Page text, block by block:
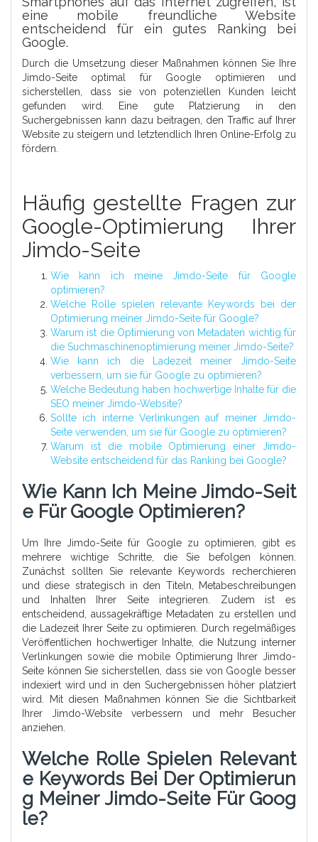
eine mobile freundliche Website
entscheidend für ein gutes Ranking bei
Google.
Durch die Umsetzung dieser Maßnahmen können Sie Ihre
Jimdo-Seite optimal für Google optimieren und
sicherstellen, dass sie von potenziellen Kunden leicht
gefunden wird. Eine gute Platzierung in den
Suchergebnissen kann dazu beitragen, den Traffic auf Ihrer
Website zu steigern und letztendlich Ihren Online-Erfolg zu
fördern.
Häufig gestellte Fragen zur
Google-Optimierung Ihrer
Jimdo-Seite
Wie kann ich meine Jimdo-Seite für Google
optimieren?
Welche Rolle spielen relevante Keywords bei der
Optimierung meiner Jimdo-Seite für Google?
Warum ist die Optimierung von Metadaten wichtig für
die Suchmaschinenoptimierung meiner Jimdo-Seite?
Wie kann ich die Ladezeit meiner Jimdo-Seite
verbessern, um sie für Google zu optimieren?
Welche Bedeutung haben hochwertige Inhalte für die
SEO meiner Jimdo-Website?
Sollte ich interne Verlinkungen auf meiner Jimdo-
Seite verwenden, um sie für Google zu optimieren?
Warum ist die mobile Optimierung einer Jimdo-
Website entscheidend für das Ranking bei Google?
Wie Kann Ich Meine Jimdo-Seit
E Für Google Optimieren?
Um Ihre Jimdo-Seite für Google zu optimieren, gibt es
mehrere wichtige Schritte, die Sie befolgen können.
Zunächst sollten Sie relevante Keywords recherchieren
und diese strategisch in den Titeln, Metabeschreibungen
und Inhalten Ihrer Seite integrieren. Zudem ist es
entscheidend, aussagekräftige Metadaten zu erstellen und
die Ladezeit Ihrer Seite zu optimieren. Durch regelmäßiges
Veröffentlichen hochwertiger Inhalte, die Nutzung interner
Verlinkungen sowie die mobile Optimierung Ihrer Jimdo-
Seite können Sie sicherstellen, dass sie von Google besser
indexiert wird und in den Suchergebnissen höher platziert
wird. Mit diesen Maßnahmen können Sie die Sichtbarkeit
Ihrer Jimdo-Website verbessern und mehr Besucher
anziehen.
Welche Rolle Spielen Relevant
E Keywords Bei Der Optimierun
G Meiner Jimdo-Seite Für Goog
Le?